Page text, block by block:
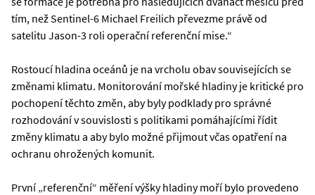
tím, než Sentinel-6 Michael Freilich převezme právě od
satelitu Jason-3 roli operační referenční mise.“
Rostoucí hladina oceánů je na vrcholu obav souvisejících se
změnami klimatu. Monitorování mořské hladiny je kritické pro
pochopení těchto změn, aby byly podklady pro správné
rozhodování v souvislosti s politikami pomáhajícími řídit
změny klimatu a aby bylo možné přijmout včas opatření na
ochranu ohrožených komunit.
První „referenční“ měření výšky hladiny moří bylo provedeno